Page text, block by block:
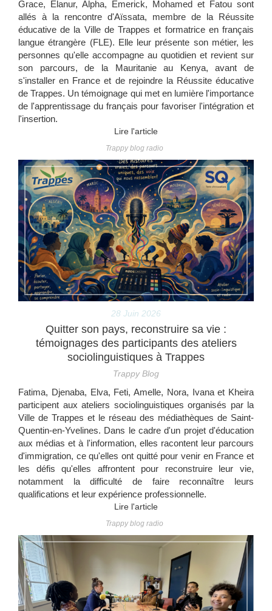
Grace, Elanur, Alpha, Emerick, Mohamed et Fatou sont
allés à la rencontre d'Aïssata, membre de la Réussite
éducative de la Ville de Trappes et formatrice en français
langue étrangère (FLE). Elle leur présente son métier, les
personnes qu'elle accompagne au quotidien et revient sur
son parcours, de la Mauritanie au Kenya, avant de
s'installer en France et de rejoindre la Réussite éducative
de Trappes. Un témoignage qui met en lumière l'importance
de l'apprentissage du français pour favoriser l'intégration et
l'insertion.
Lire l'article
Trappy blog radio
28 Juin 2026
Quitter son pays, reconstruire sa vie :
témoignages des participants des ateliers
sociolinguistiques à Trappes
Trappy Blog
Fatima, Djenaba, Elva, Feti, Amelle, Nora, Ivana et Kheira
participent aux ateliers sociolinguistiques organisés par la
Ville de Trappes et le réseau des médiathèques de Saint-
Quentin-en-Yvelines. Dans le cadre d'un projet d'éducation
aux médias et à l'information, elles racontent leur parcours
d'immigration, ce qu'elles ont quitté pour venir en France et
les défis qu'elles affrontent pour reconstruire leur vie,
notamment la difficulté de faire reconnaître leurs
qualifications et leur expérience professionnelle.
Lire l'article
Trappy blog radio